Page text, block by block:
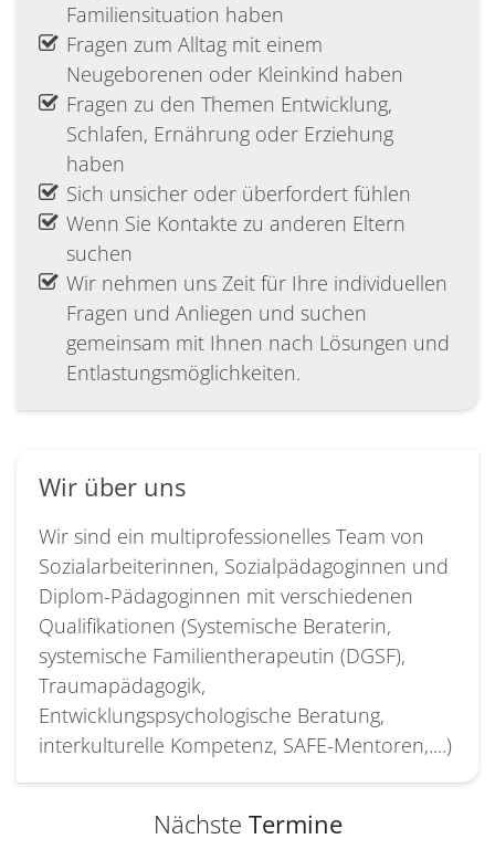
Familiensituation haben
Fragen zum Alltag mit einem
Neugeborenen oder Kleinkind haben
Fragen zu den Themen Entwicklung,
Schlafen, Ernährung oder Erziehung
haben
Sich unsicher oder überfordert fühlen
Wenn Sie Kontakte zu anderen Eltern
suchen
Wir nehmen uns Zeit für Ihre individuellen
Fragen und Anliegen und suchen
gemeinsam mit Ihnen nach Lösungen und
Entlastungsmöglichkeiten.
Wir über uns
Wir sind ein multiprofessionelles Team von
Sozialarbeiterinnen, Sozialpädagoginnen und
Diplom-Pädagoginnen mit verschiedenen
Qualifikationen (Systemische Beraterin,
systemische Familientherapeutin (DGSF),
Traumapädagogik,
Entwicklungspsychologische Beratung,
interkulturelle Kompetenz, SAFE-Mentoren,....)
Nächste Termine